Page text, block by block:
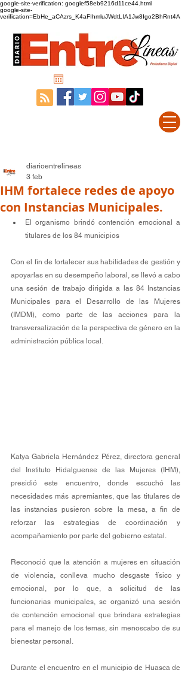
google-site-verification: googlef58eb9216d11ce44.html
google-site-
verification=EbHe_aCAzrs_K4aFIhmluJWdtLIA1Jw8Igo2BhRnt4A
IHM fortalece redes de apoyo
con Instancias Municipales.
diarioentrelineas
3 feb
El organismo brindó contención emocional a
titulares de los 84 municipios
Con el fin de fortalecer sus habilidades de gestión y
apoyarlas en su desempeño laboral, se llevó a cabo
una sesión de trabajo dirigida a las 84 Instancias
Municipales para el Desarrollo de las Mujeres
(IMDM), como parte de las acciones para la
transversalización de la perspectiva de género en la
administración pública local.
Katya Gabriela Hernández Pérez, directora general
del Instituto Hidalguense de las Mujeres (IHM),
presidió este encuentro, donde escuchó las
necesidades más apremiantes, que las titulares de
las instancias pusieron sobre la mesa, a fin de
reforzar las estrategias de coordinación y
acompañamiento por parte del gobierno estatal.
Reconoció que la atención a mujeres en situación
de violencia, conlleva mucho desgaste físico y
emocional, por lo que, a solicitud de las
funcionarias municipales, se organizó una sesión
de contención emocional que brindara estrategias
para el manejo de los temas, sin menoscabo de su
bienestar personal.
Durante el encuentro en el municipio de Huasca de